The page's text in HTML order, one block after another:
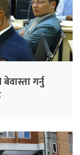
गर्नु